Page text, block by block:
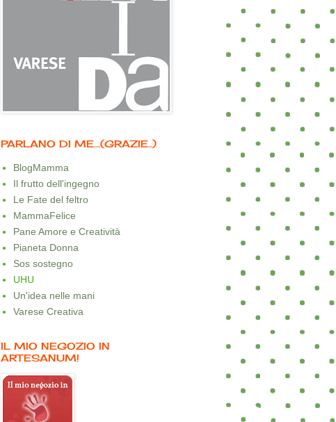
PARLANO DI ME...(GRAZIE..)
BlogMamma
Il frutto dell'ingegno
Le Fate del feltro
MammaFelice
Pane Amore e Creatività
Pianeta Donna
Sos sostegno
UHU
Un'idea nelle mani
Varese Creativa
IL MIO NEGOZIO IN
ARTESANUM!